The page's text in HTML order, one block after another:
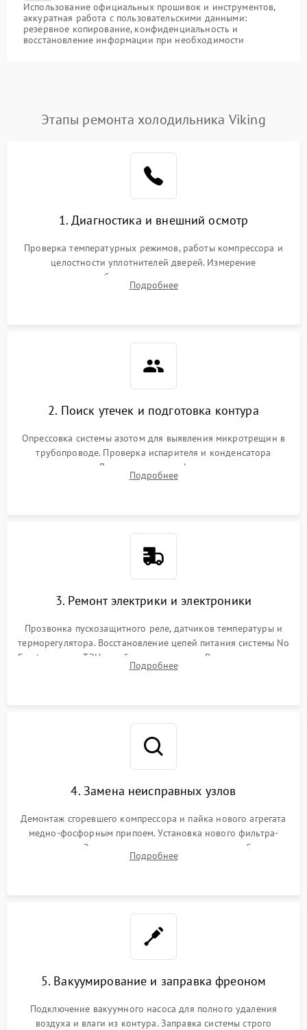
Использование официальных прошивок и инструментов,
аккуратная работа с пользовательскими данными:
резервное копирование, конфиденциальность и
восстановление информации при необходимости
Этапы ремонта холодильника Viking
1. Диагностика и внешний осмотр
Проверка температурных режимов, работы компрессора и
целостности уплотнителей дверей. Измерение
сопротивления обмоток мотора, проверка термостата и
считывание кодов ошибок с электронного дисплея.
Подробнее
2. Поиск утечек и подготовка контура
Опрессовка системы азотом для выявления микротрещин в
трубопроводе. Проверка испарителя и конденсатора
течеискателем. Демонтаж старого фильтра-осушителя и
продувка капиллярной трубки для устранения засоров.
Подробнее
3. Ремонт электрики и электроники
Прозвонка пускозащитного реле, датчиков температуры и
терморегулятора. Восстановление цепей питания системы No
Frost, включая ТЭН оттайки и вентилятор. Ремонт или замена
платы управления при сбоях алгоритмов.
Подробнее
4. Замена неисправных узлов
Демонтаж сгоревшего компрессора и пайка нового агрегата
медно-фосфорным припоем. Установка нового фильтра-
осушителя. Замена изношенных вентиляторов обдува,
сломанных заслонок или поврежденных дверных петель.
Подробнее
5. Вакуумирование и заправка фреоном
Подключение вакуумного насоса для полного удаления
воздуха и влаги из контура. Заправка системы строго